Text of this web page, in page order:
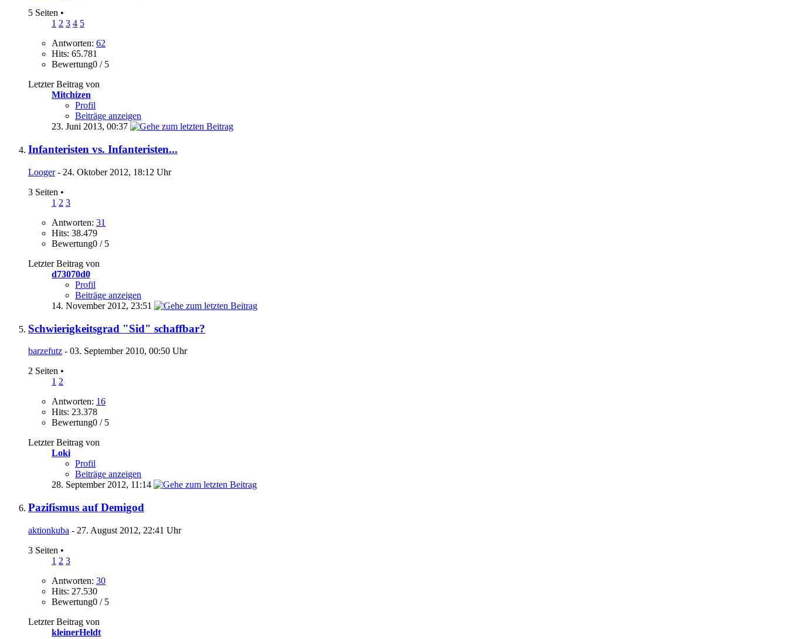
5 Seiten •
1 2 3 4 5
Antworten: 62
Hits: 65.781
Bewertung0 / 5
Letzter Beitrag von
Mitchizen
Profil
Beiträge anzeigen
23. Juni 2013, 00:37
Infanteristen vs. Infanteristen...
Looger- 24. Oktober 2012, 18:12 Uhr
3 Seiten •
1 2 3
Antworten: 31
Hits: 38.479
Bewertung0 / 5
Letzter Beitrag von
d73070d0
Profil
Beiträge anzeigen
14. November 2012, 23:51
Schwierigkeitsgrad "Sid" schaffbar?
barzefutz - 03. September 2010, 00:50 Uhr
2 Seiten •
1 2
Antworten: 16
Hits: 23.378
Bewertung0 / 5
Letzter Beitrag von
Loki
Profil
Beiträge anzeigen
28. September 2012, 11:14
Pazifismus auf Demigod
aktionkuba - 27. August 2012, 22:41 Uhr
3 Seiten •
1 2 3
Antworten: 30
Hits: 27.530
Bewertung0 / 5
Letzter Beitrag von
kleinerHeldt